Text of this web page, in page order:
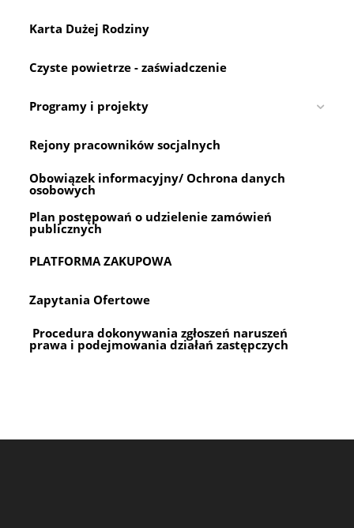
Karta Dużej Rodziny
Czyste powietrze - zaświadczenie
Programy i projekty
Rejony pracowników socjalnych
Obowiązek informacyjny/ Ochrona danych
osobowych
Plan postępowań o udzielenie zamówień
publicznych
PLATFORMA ZAKUPOWA
Zapytania Ofertowe
Procedura dokonywania zgłoszeń naruszeń
prawa i podejmowania działań zastępczych